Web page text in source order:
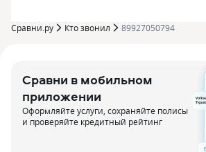
Сравни.ру Кто звонил 89927050794
Сравни в мобильном
приложении
Оформляйте услуги, сохраняйте полисы
и проверяйте кредитный рейтинг